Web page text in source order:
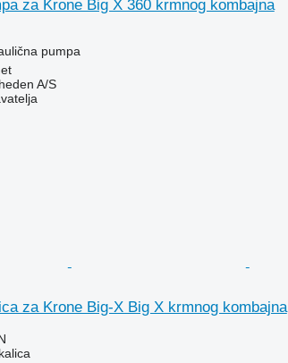
za Krone Big X 360 krmnog kombajna
pumpa
A/S
za Krone Big-X Big X krmnog kombajna